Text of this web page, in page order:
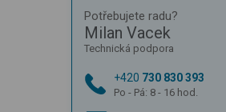
Potřebujete radu?
Milan Vacek
Technická podpora
+420 730 830 393
Po - Pá: 8 - 16 hod.